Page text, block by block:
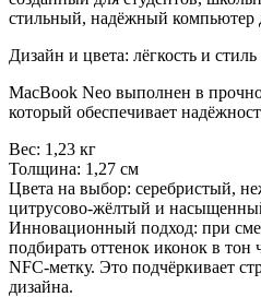
стильный, надёжный компьютер
Дизайн и цвета: лёгкость и стиль
MacBook Neo выполнен в
который обеспечивает
Вес: 1,23 кг
Толщина: 1,27 см
Цвета на выбор: серебристый,
цитрусово-жёлтый и
Инновационный подход: при
подбирать оттенок иконок в тон
NFC-метку. Это подчёркивает
дизайна.